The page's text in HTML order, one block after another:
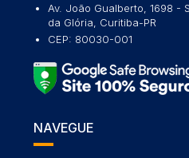
Av. João Gualberto, 1698 -
da Glória, Curitiba-PR
CEP: 80030-001
NAVEGUE